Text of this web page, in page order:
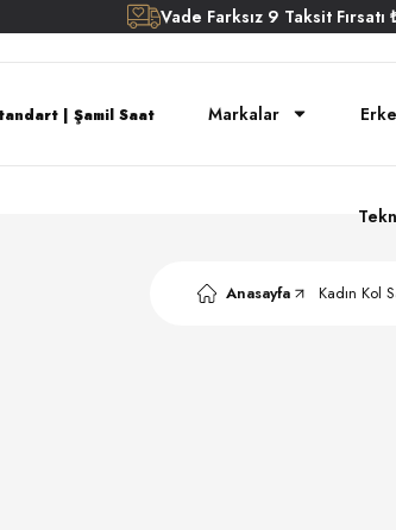
Vade Farksız 9 Taksit Fırsatı
Markalar
Anasayfa Kadın Kol